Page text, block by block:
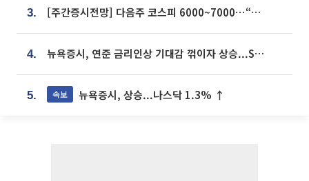
3. [주간증시전망] 다음주 코스피 6000~7000⋯“外人 수급은 정책이 변수”
4. 뉴욕증시, 연준 금리인상 기대감 꺾이자 상승...S&P500 사상 최고치 [종합]
5. 속보 뉴욕증시, 상승...나스닥 1.3% ↑